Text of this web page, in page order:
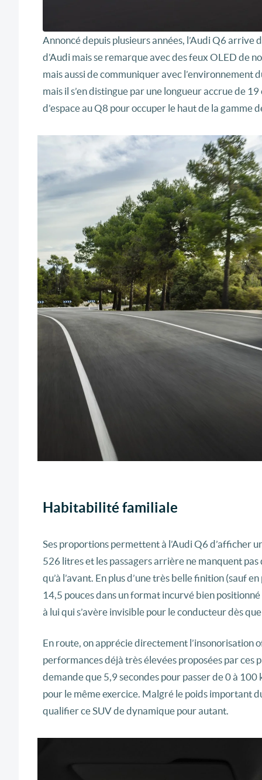
Annoncé depuis plusieurs années, l’Audi Q6 arrive
d’Audi mais se remarque avec des feux OLED de
mais aussi de communiquer avec l’environnement
mais il s’en distingue par une longueur accrue de
d’espace au Q8 pour occuper le haut de la gamme
Habitabilité familiale
Ses proportions permettent à l’Audi Q6 d’afficher
526 litres et les passagers arrière ne manquent
qu’à l’avant. En plus d’une très belle finition (sauf
14,5 pouces dans un format incurvé bien
à lui qui s’avère invisible pour le conducteur dès
En route, on apprécie directement
performances déjà très élevées proposées par ces
demande que 5,9 secondes pour passer de 0 à 100
pour le même exercice. Malgré le poids important
qualifier ce SUV de dynamique pour autant.